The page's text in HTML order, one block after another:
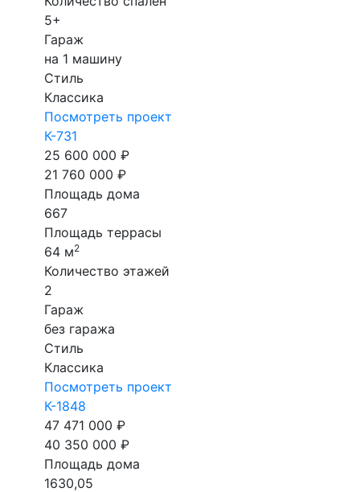
5+
Гараж
на 1 машину
Стиль
Классика
Посмотреть проект
К-731
25 600 000 ₽
21 760 000 ₽
Площадь дома
667
Площадь террасы
64 м2
Количество этажей
2
Гараж
без гаража
Стиль
Классика
Посмотреть проект
К-1848
47 471 000 ₽
40 350 000 ₽
Площадь дома
1630,05